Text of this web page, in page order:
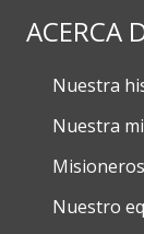
ACERCA
Nuestra
Nuestra
Misioneros
Nuestro